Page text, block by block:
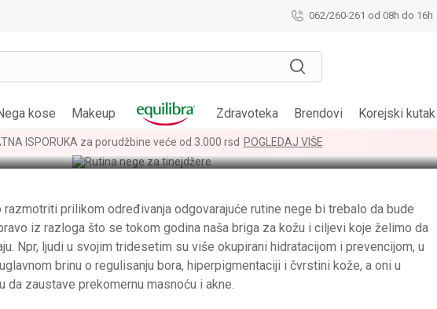
062/260-261 od 08h do 16h
kose Makeup Zdravoteka Brendovi Korejski kutak
ISPORUKA za porudžbine veće od 3.000 rsd POGLEDAJ VIŠE
prilikom određivanja odgovarajuće rutine nege bi trebalo da bude
iz razloga što se tokom godina naša briga za kožu i ciljevi koje želimo da
Npr, ljudi u svojim tridesetim su više okupirani hidratacijom i prevencijom, u
brinu o regulisanju bora, hiperpigmentaciji i čvrstini kože, a oni u
da zaustave prekomernu masnoću i akne.